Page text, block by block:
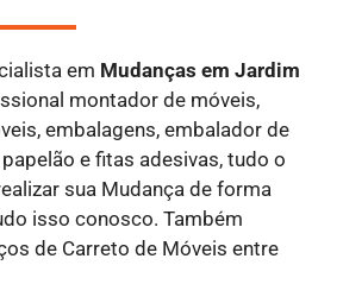
em Mudanças em Jardim
montador de móveis,
embalagens, embalador de
e fitas adesivas, tudo o
sua Mudança de forma
isso conosco. Também
de Carreto de Móveis entre